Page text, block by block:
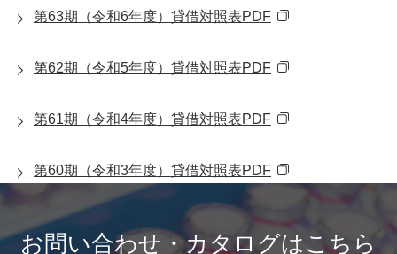
第63期（令和6年度）貸借対照表PDF
第62期（令和5年度）貸借対照表PDF
第61期（令和4年度）貸借対照表PDF
第60期（令和3年度）貸借対照表PDF
お問い合わせ・カタログはこちら